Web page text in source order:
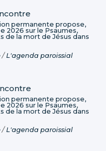
permanente propose,
2026 sur le Psaumes,
de la mort de Jésus dans
/ L'agenda paroissial
permanente propose,
2026 sur le Psaumes,
de la mort de Jésus dans
/L'agenda paroissial